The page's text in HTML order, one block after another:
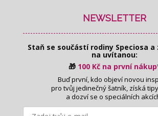
d
a
c
í
p
r
v
k
y
NEWSLETTER
Staň se součástí rodiny Speciosa a
na uvítanou:
🎁 100 Kč na první nákup
Buď první, kdo objeví novou
pro tvůj jedinečný šatník, získá
a dozví se o speciálních